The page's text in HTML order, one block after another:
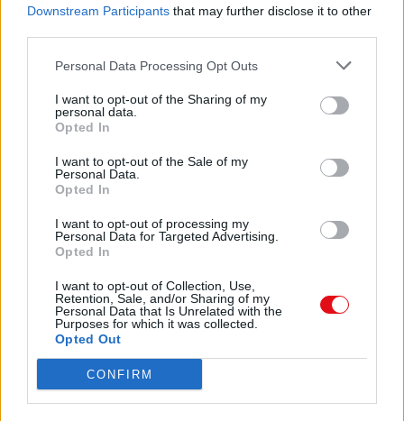
Downstream Participants that may further disclose it to other
Personal Data Processing Opt Outs
I want to opt-out of the Sharing of my
personal data.
Opted In
I want to opt-out of the Sale of my
Personal Data.
Opted In
I want to opt-out of processing my
Personal Data for Targeted Advertising.
Opted In
I want to opt-out of Collection, Use,
Retention, Sale, and/or Sharing of my
Personal Data that Is Unrelated with the
Purposes for which it was collected.
Opted Out
CONFIRM
Custom (advanced): create a virtual machine
with advanced options, such as a SCSI
controller type, virtual disk type and
comatibility with older VMware products.
la opción "Worsktation 6.5-7.x" con "ESX
Server" marcado:
Marcamos la opción "Installer disck image
file (iso)" para indicar a VMware Workstation
que el
ESXi será un fichero ISO. Pulsamos "Browse"
para
seleccionarlo:
Seleccionaremos el fichero ISO descargado
de la instalación de VMware ESXi:
VMware-VMvisor-Installer-5.0.0-